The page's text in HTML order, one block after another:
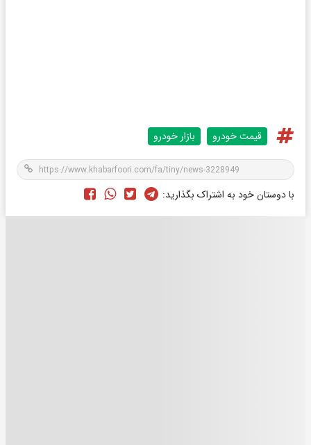
قیمت خودرو بازار خودرو
با دوستان خود به اشتراک بگذارید: